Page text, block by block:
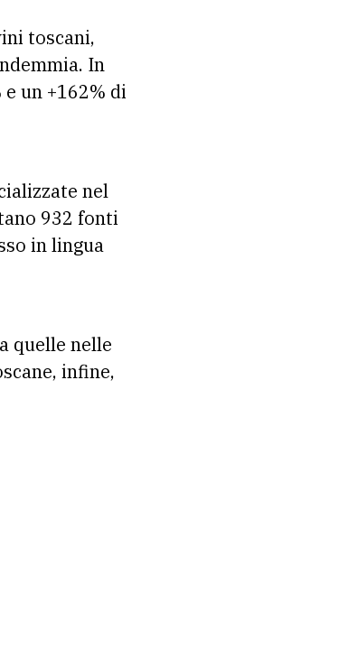
toscani,
In
un +162% di
nel
932 fonti
in lingua
quelle nelle
infine,